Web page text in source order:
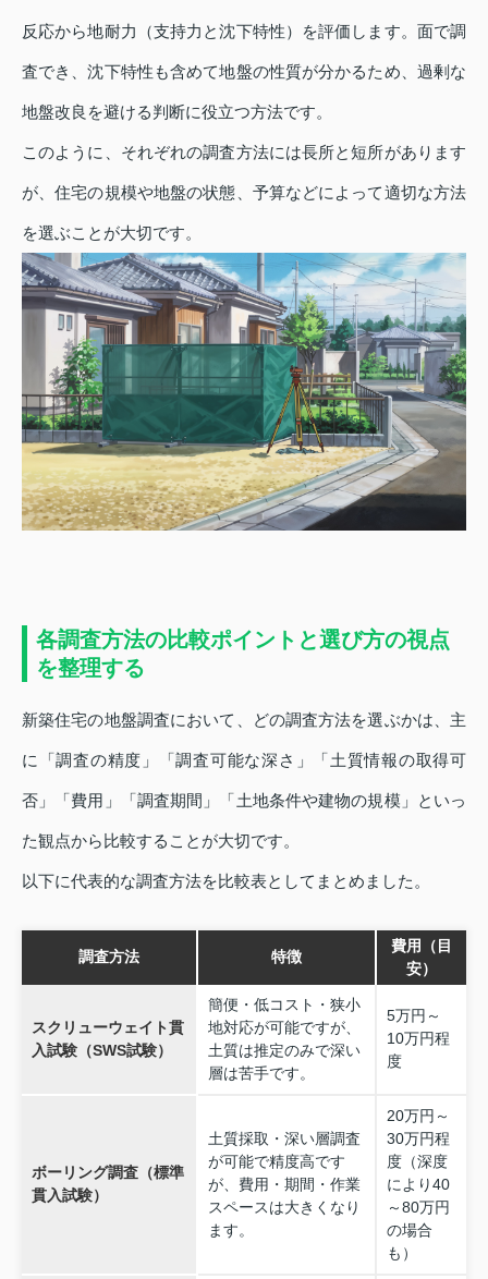
反応から地耐力（支持力と沈下特性）を評価します。面で調
査でき、沈下特性も含めて地盤の性質が分かるため、過剰な
地盤改良を避ける判断に役立つ方法です。
このように、それぞれの調査方法には長所と短所があります
が、住宅の規模や地盤の状態、予算などによって適切な方法
を選ぶことが大切です。
各調査方法の比較ポイントと選び方の視点
を整理する
新築住宅の地盤調査において、どの調査方法を選ぶかは、主
に「調査の精度」「調査可能な深さ」「土質情報の取得可
否」「費用」「調査期間」「土地条件や建物の規模」といっ
た観点から比較することが大切です。
以下に代表的な調査方法を比較表としてまとめました。
調査方法 特徴
費用（目
安）
スクリューウェイト貫
入試験（SWS試験）
簡便・低コスト・狭小
地対応が可能ですが、
土質は推定のみで深い
層は苦手です。
5万円～
10万円程
度
ボーリング調査（標準
貫入試験）
土質採取・深い層調査
が可能で精度高です
が、費用・期間・作業
スペースは大きくなり
ます。
20万円～
30万円程
度（深度
により40
～80万円
の場合
も）